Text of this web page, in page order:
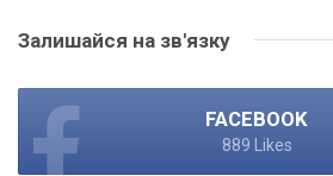
Залишайся на зв'язку
FACEBOOK
889 Likes